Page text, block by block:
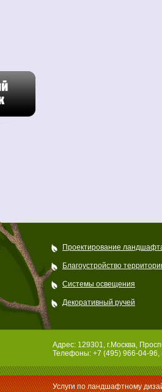
Проектирование
Благоустройство
Системы освещения
Декоративный ручей
Адрес: 129301, г.Москва,
Телефоны: +7 (495) 966-04-96,
Услуги по ландшафтному